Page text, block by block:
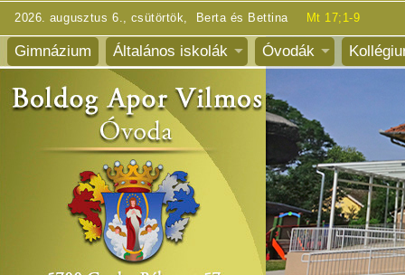
2026. augusztus 6., csütörtök, Berta és Bettina Mt 17;1-9
Gimnázium Általános iskolák Óvodák